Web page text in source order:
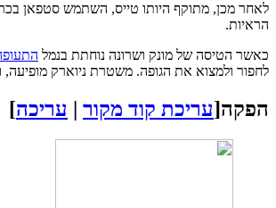
לאחר מכן, מתוקף היותו טייס, השתמש סטפאן
הראיות.
כאשר הטיסה של מונק ושרונה נוחתת בנמל
לחפור ולמצוא את הגופה. משטרת ניוארק מופיעה,
הפקה[עריכת קוד מקור | עריכה]